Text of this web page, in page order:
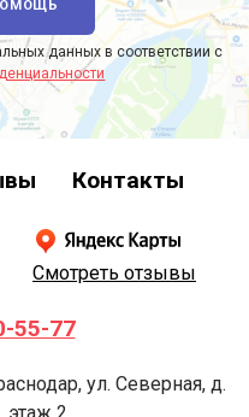
данных в соответствии с
Контакты
Смотреть отзывы
55-77
ул. Северная, д.